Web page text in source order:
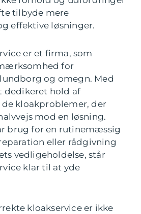
tilbyde mere
effektive løsninger.
er et firma, som
for
og omegn. Med
dedikeret hold af
de kloakproblemer, der
mod en løsning.
brug for en rutinemæssig
eller rådgivning
vedligeholdelse, står
klar til at yde
kloakservice er ikke